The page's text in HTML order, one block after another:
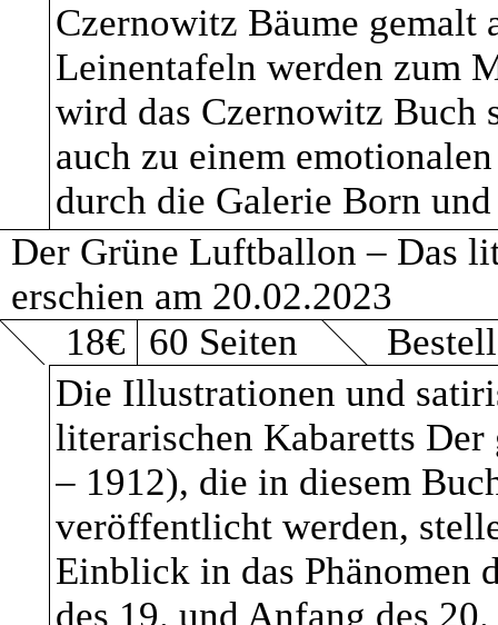
Czernowitz Bäume gemalt
Leinentafeln werden zum
wird das Czernowitz Buch
auch zu einem
durch die Galerie Born
Der Grüne Luftballon – Das
erschien am 20.02.2023
18€ 60 Seiten
Die Illustrationen und
literarischen Kabaretts
– 1912), die in diesem
veröffentlicht werden,
Einblick in das Phänomen
des 19. und Anfang des
wie z.B.
verweisen wir auf
ARTEN DER
Bestandsdaten
Kontaktdaten
Inhaltsdaten (z.B.,
Videos).